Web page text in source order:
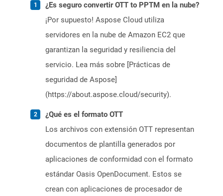
¿Es seguro convertir OTT to PPTM en la nube?
¡Por supuesto! Aspose Cloud utiliza
servidores en la nube de Amazon EC2 que
garantizan la seguridad y resiliencia del
servicio. Lea más sobre [Prácticas de
seguridad de Aspose]
(https://about.aspose.cloud/security).
¿Qué es el formato OTT
Los archivos con extensión OTT representan
documentos de plantilla generados por
aplicaciones de conformidad con el formato
estándar Oasis OpenDocument. Estos se
crean con aplicaciones de procesador de